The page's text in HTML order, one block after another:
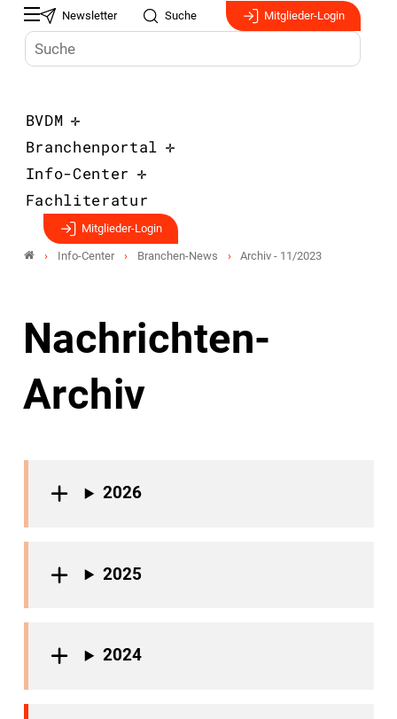
Newsletter Suche Mitglieder-Login
BVDM
Branchenportal
Info-Center
Fachliteratur
Mitglieder-Login
Info-Center Branchen-News Archiv - 11/2023
Nachrichten-
Archiv
2026
2025
2024